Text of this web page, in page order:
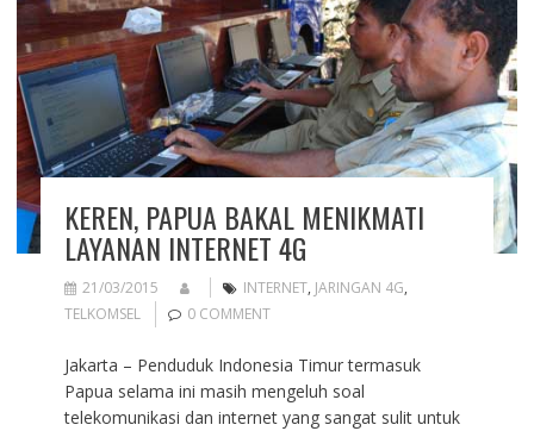
KEREN, PAPUA BAKAL MENIKMATI
LAYANAN INTERNET 4G
21/03/2015 INTERNET, JARINGAN 4G,
TELKOMSEL
0 COMMENT
Jakarta – Penduduk Indonesia Timur termasuk
Papua selama ini masih mengeluh soal
telekomunikasi dan internet yang sangat sulit untuk